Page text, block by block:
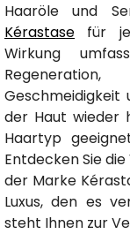
Haaröle und
Kérastase für
Wirkung
der Haut wieder
Haartyp
Entdecken Sie
der Marke
Luxus, den es
steht Ihnen zur